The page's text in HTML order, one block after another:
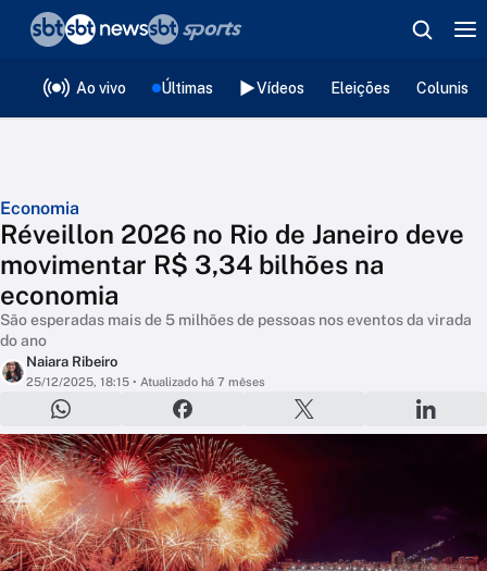
Ao vivo Últimas Vídeos Eleições
Economia
Réveillon 2026 no Rio de Janeiro deve
movimentar R$ 3,34 bilhões na
economia
São esperadas mais de 5 milhões de pessoas nos eventos da virada
do ano
Naiara Ribeiro
25/12/2025, 18:15 • Atualizado há 7 mêses
❮voltar
Editorias